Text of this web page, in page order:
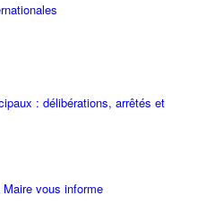
: délibérations, arrêtés et
Maire vous informe